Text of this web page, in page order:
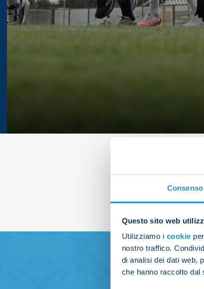
Consenso
Questo sito web
Utilizziamo i cookie
nostro traffico.
di analisi dei dati web,
che hanno raccolto